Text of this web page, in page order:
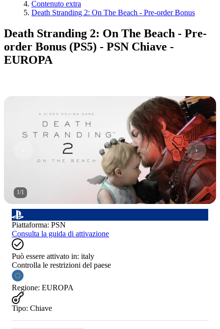
Contenuto extra
Death Stranding 2: On The Beach - Pre-order Bonus
Death Stranding 2: On The Beach - Pre-
order Bonus (PS5) - PSN Chiave -
EUROPA
1/1
Piattaforma: PSN
Consulta la guida di attivazione
Può essere attivato in: italy
Controlla le restrizioni del paese
Regione: EUROPA
Tipo: Chiave